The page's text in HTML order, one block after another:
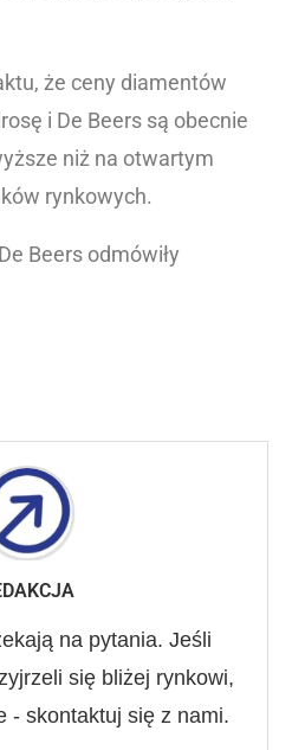
że ceny diamentów
i De Beers są obecnie
niż na otwartym
rynkowych.
Beers odmówiły
na pytania. Jeśli
się bliżej rynkowi,
- skontaktuj się z nami.